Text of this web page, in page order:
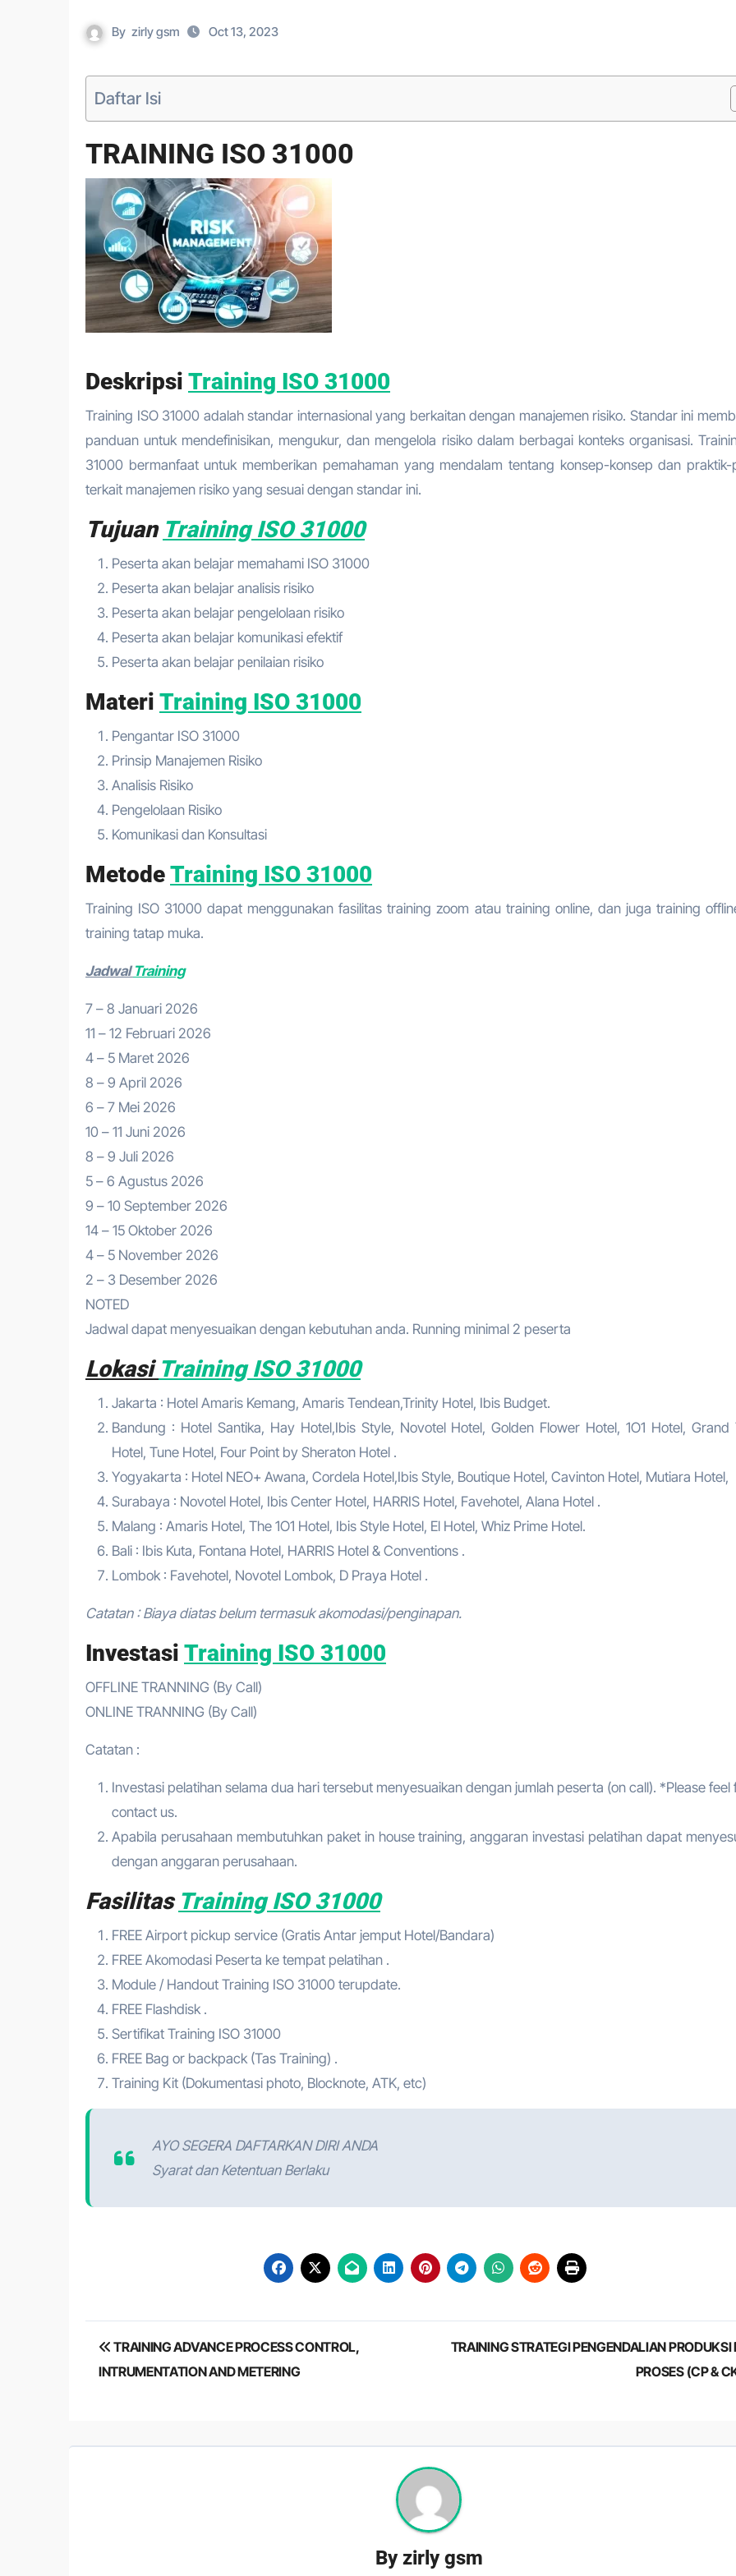
By zirly gsm Oct 13, 2023
Daftar Isi
TRAINING ISO 31000
Deskripsi Training ISO 31000
Training ISO 31000 adalah standar internasional yang berkaitan dengan manajemen risiko. Standar ini
panduan untuk mendefinisikan, mengukur, dan mengelola risiko dalam berbagai konteks organisasi.
31000 bermanfaat untuk memberikan pemahaman yang mendalam tentang konsep-konsep dan praktik-
terkait manajemen risiko yang sesuai dengan standar ini.
Tujuan Training ISO 31000
Peserta akan belajar memahami ISO 31000
Peserta akan belajar analisis risiko
Peserta akan belajar pengelolaan risiko
Peserta akan belajar komunikasi efektif
Peserta akan belajar penilaian risiko
Materi Training ISO 31000
Pengantar ISO 31000
Prinsip Manajemen Risiko
Analisis Risiko
Pengelolaan Risiko
Komunikasi dan Konsultasi
MetodeTraining ISO 31000
Training ISO 31000 dapat menggunakan fasilitas training zoom atau training online, dan juga training
training tatap muka.
JadwalTraining
7 – 8 Januari 2026
11 – 12 Februari 2026
4 – 5 Maret 2026
8 – 9 April 2026
6 – 7 Mei 2026
10 – 11 Juni 2026
8 – 9 Juli 2026
5 – 6 Agustus 2026
9 – 10 September 2026
14 – 15 Oktober 2026
4 – 5 November 2026
2 – 3 Desember 2026
NOTED
Jadwal dapat menyesuaikan dengan kebutuhan anda. Running minimal 2 peserta
Lokasi Training ISO 31000
Jakarta : Hotel Amaris Kemang, Amaris Tendean,Trinity Hotel, Ibis Budget.
Bandung : Hotel Santika, Hay Hotel,Ibis Style, Novotel Hotel, Golden Flower Hotel, 1O1 Hotel, Grand
Hotel, Tune Hotel, Four Point by Sheraton Hotel .
Yogyakarta : Hotel NEO+ Awana, Cordela Hotel,Ibis Style, Boutique Hotel, Cavinton Hotel, Mutiara Hotel,
Surabaya : Novotel Hotel, Ibis Center Hotel, HARRIS Hotel, Favehotel, Alana Hotel .
Malang : Amaris Hotel, The 1O1 Hotel, Ibis Style Hotel, El Hotel, Whiz Prime Hotel.
Bali : Ibis Kuta, Fontana Hotel, HARRIS Hotel & Conventions .
Lombok : Favehotel, Novotel Lombok, D Praya Hotel .
Catatan : Biaya diatas belum termasuk akomodasi/penginapan.
Investasi Training ISO 31000
OFFLINE TRANNING (By Call)
ONLINE TRANNING (By Call)
Catatan :
Investasi pelatihan selama dua hari tersebut menyesuaikan dengan jumlah peserta (on call). *Please feel
contact us.
Apabila perusahaan membutuhkan paket in house training, anggaran investasi pelatihan dapat
dengan anggaran perusahaan.
Fasilitas Training ISO 31000
FREE Airport pickup service (Gratis Antar jemput Hotel/Bandara)
FREE Akomodasi Peserta ke tempat pelatihan .
Module / Handout Training ISO 31000 terupdate.
FREE Flashdisk .
Sertifikat Training ISO 31000
FREE Bag or backpack (Tas Training) .
Training Kit (Dokumentasi photo, Blocknote, ATK, etc)
AYO SEGERA DAFTARKAN DIRI ANDA
Syarat dan Ketentuan Berlaku
Post
navigation
TRAINING ADVANCE PROCESS CONTROL,
INTRUMENTATION AND METERING
TRAINING STRATEGI PENGENDALIAN PRODUKSI
PROSES (CP &
Byzirly gsm